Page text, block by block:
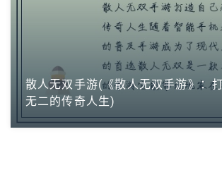
散人无双手游(《散人无双手游》：
无二的传奇人生)